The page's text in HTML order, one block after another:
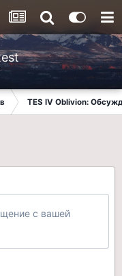
TES IV Oblivion:
с вашей